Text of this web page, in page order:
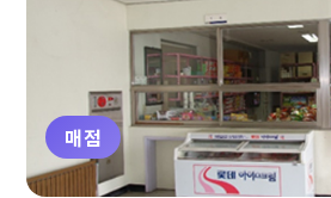
매점